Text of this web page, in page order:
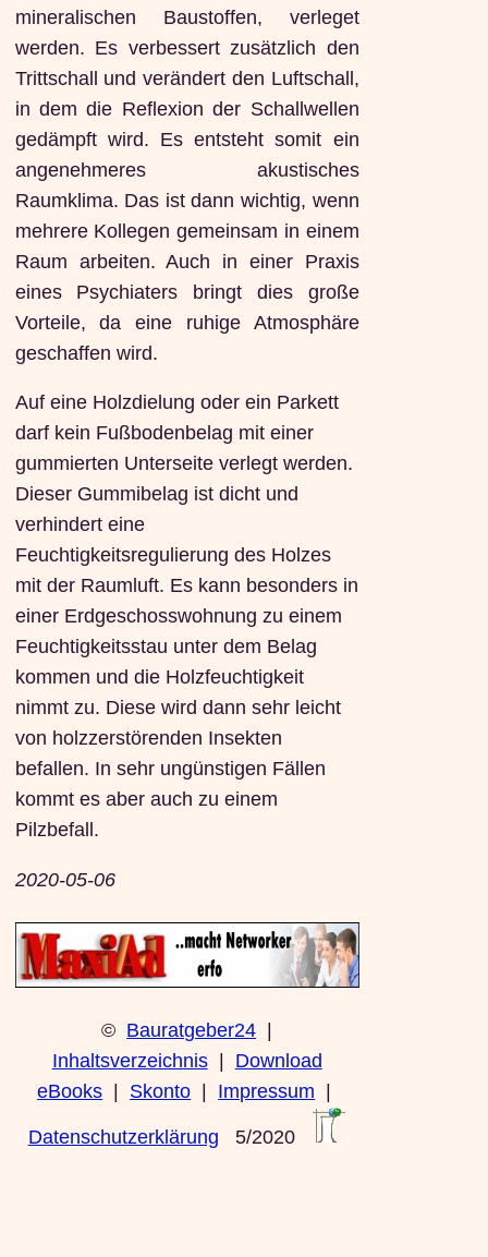
mineralischen Baustoffen, verleget
werden. Es verbessert zusätzlich den
Trittschall und verändert den Luftschall,
in dem die Reflexion der Schallwellen
gedämpft wird. Es entsteht somit ein
angenehmeres akustisches
Raumklima. Das ist dann wichtig, wenn
mehrere Kollegen gemeinsam in einem
Raum arbeiten. Auch in einer Praxis
eines Psychiaters bringt dies große
Vorteile, da eine ruhige Atmosphäre
geschaffen wird.
Auf eine Holzdielung oder ein Parkett
darf kein Fußbodenbelag mit einer
gummierten Unterseite verlegt werden.
Dieser Gummibelag ist dicht und
verhindert eine
Feuchtigkeitsregulierung des Holzes
mit der Raumluft. Es kann besonders in
einer Erdgeschosswohnung zu einem
Feuchtigkeitsstau unter dem Belag
kommen und die Holzfeuchtigkeit
nimmt zu. Diese wird dann sehr leicht
von holzzerstörenden Insekten
befallen. In sehr ungünstigen Fällen
kommt es aber auch zu einem
Pilzbefall.
2020-05-06
© Bauratgeber24 |
Inhaltsverzeichnis| Download
eBooks | Skonto | Impressum |
Datenschutzerklärung 5/2020